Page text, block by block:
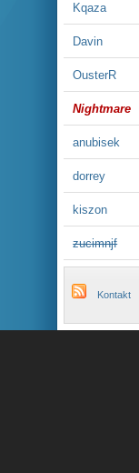
Kqaza
Davin
OusterR
Nightmare
anubisek
dorrey
kiszon
zucimnjf
Kontakt